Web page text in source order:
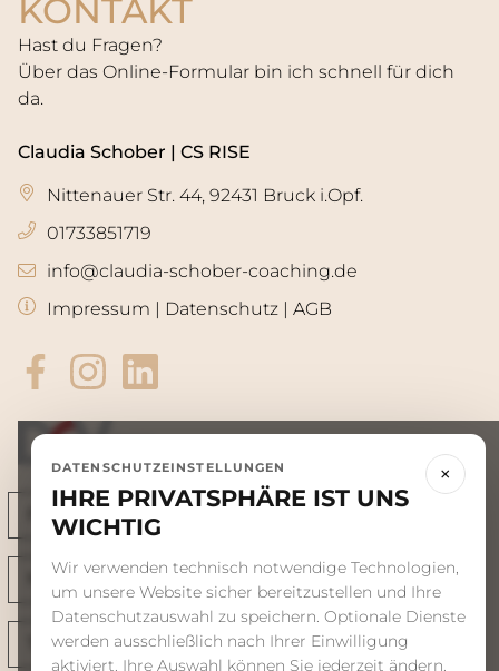
KONTAKT
Hast du Fragen?
Über das Online-Formular bin ich schnell für dich
da.
Claudia Schober | CS RISE
Nittenauer Str. 44, 92431 Bruck i.Opf.
01733851719
info@claudia-schober-coaching.de
Impressum
Datenschutz| AGB
×
DATENSCHUTZEINSTELLUNGEN
IHRE PRIVATSPHÄRE IST UNS
WICHTIG
Wir verwenden technisch notwendige Technologien,
um unsere Website sicher bereitzustellen und Ihre
Datenschutzauswahl zu speichern. Optionale Dienste
werden ausschließlich nach Ihrer Einwilligung
aktiviert. Ihre Auswahl können Sie jederzeit ändern.